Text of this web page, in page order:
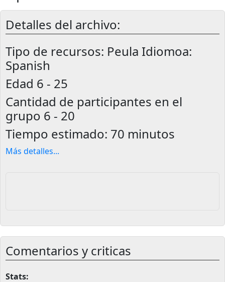
Detalles del archivo:
Tipo de recursos: Peula Idiomoa:
Spanish
Edad 6 - 25
Cantidad de participantes en el
grupo 6 - 20
Tiempo estimado: 70 minutos
Más detalles...
Comentarios y criticas
Stats: